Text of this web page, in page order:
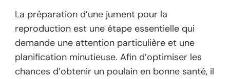
La préparation d’une jument pour la
reproduction est une étape essentielle qui
demande une attention particulière et une
planification minutieuse. Afin d’optimiser les
chances d’obtenir un poulain en bonne santé, il